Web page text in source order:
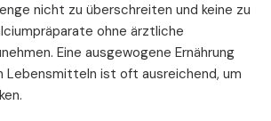
nicht zu überschreiten und keine zu
ohne ärztliche
Eine ausgewogene Ernährung
Lebensmitteln ist oft ausreichend, um